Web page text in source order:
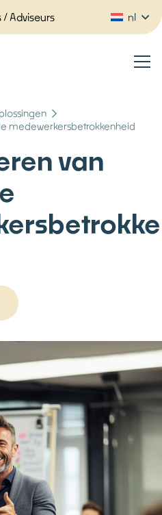
Adviseurs nl
medewerkersbetrokkenheid
van